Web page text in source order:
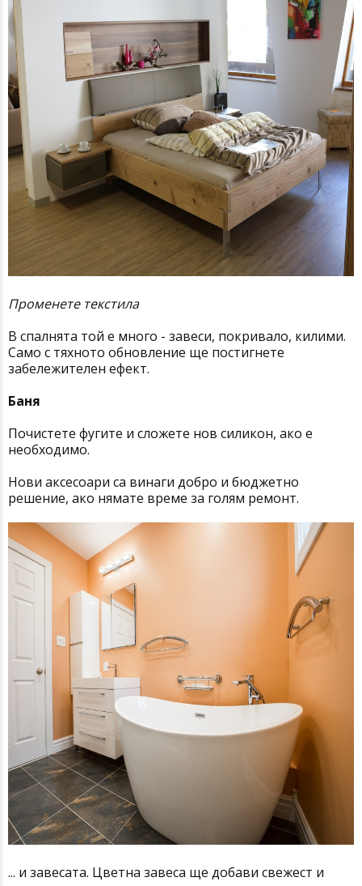
Променете текстила
В спалнята той е много - завеси, покривало, килими.
Само с тяхното обновление ще постигнете
забележителен ефект.
Баня
Почистете фугите и сложете нов силикон, ако е
необходимо.
Нови аксесоари са винаги добро и бюджетно
решение, ако нямате време за голям ремонт.
... и завесата. Цветна завеса ще добави свежест и